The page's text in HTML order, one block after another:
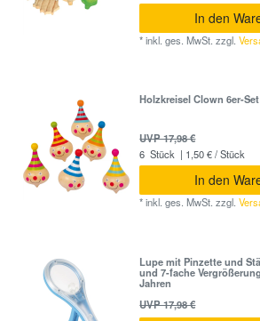
In den
*inkl. ges. MwSt. zzgl.
Holzkreisel Clown 6er-
UVP 17,98 €
6 Stück | 1,50 € / Stück
In den
*inkl. ges. MwSt. zzgl.
Lupe mit Pinzette und
und 7-fache
Jahren
UVP 17,98 €